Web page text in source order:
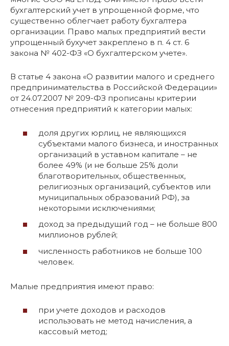
бухгалтерский учет в упрощенной форме, что
существенно облегчает работу бухгалтера
организации. Право малых предприятий вести
упрощенный бухучет закреплено в п. 4 ст. 6
закона № 402-ФЗ «О бухгалтерском учете».
В статье 4 закона «О развитии малого и среднего
предпринимательства в Российской Федерации»
от 24.07.2007 № 209-ФЗ прописаны критерии
отнесения предприятий к категории малых:
доля других юрлиц, не являющихся
субъектами малого бизнеса, и иностранных
организаций в уставном капитале – не
более 49% (и не больше 25% доли
благотворительных, общественных,
религиозных организаций, субъектов или
муниципальных образований РФ), за
некоторыми исключениями;
доход за предыдущий год – не больше 800
миллионов рублей;
численность работников не больше 100
человек.
Малые предприятия имеют право:
при учете доходов и расходов
использовать не метод начисления, а
кассовый метод;